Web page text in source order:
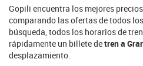
Gopili encuentra los mejores
comparando las ofertas de todos
búsqueda, todos los horarios de
rápidamente un billete detren a
desplazamiento.